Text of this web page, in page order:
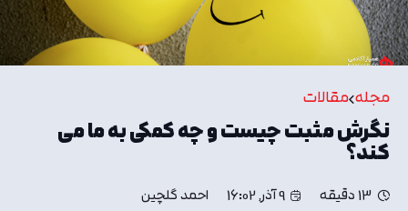
مجله مقالات
نگرش مثبت چیست و چه کمکی به ما می
کند؟
13 دقیقه 9 آذر, 16:02 احمد گلچین